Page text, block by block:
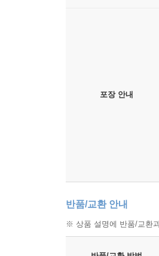
포장 안내
반품/교환 안내
※ 상품 설명에 반품/교환